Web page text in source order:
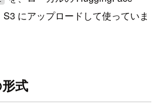
にアップロードして使っていま
式